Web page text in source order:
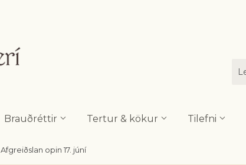
Brauðréttir Tertur & kökur Tilefni
Afgreiðslan opin 17. júní